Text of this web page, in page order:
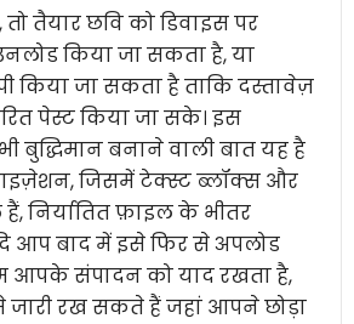
तैयार छवि को डिवाइस पर
किया जा सकता है, या
किया जा सकता है ताकि दस्तावेज़
पेस्ट किया जा सके। इस
बुद्धिमान बनाने वाली बात यह है
जिसमें टेक्स्ट ब्लॉक्स और
निर्यातित फ़ाइल के भीतर
आप बाद में इसे फिर से अपलोड
आपके संपादन को याद रखता है,
रख सकते हैं जहां आपने छोड़ा